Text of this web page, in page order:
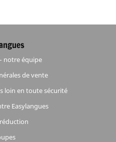
notre équipe
de vente
loin en toute sécurité
Easylangues